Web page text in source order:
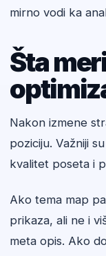
mirno vodi ka
Šta
Nakon izmene
poziciju. Važniji
kvalitet poseta i
Ako tema map
prikaza, ali ne i
meta opis. Ako